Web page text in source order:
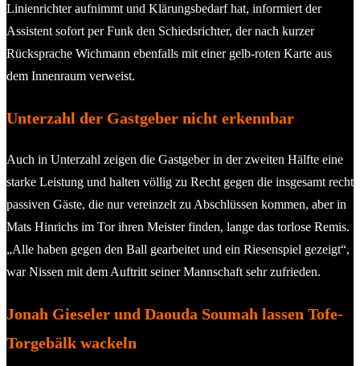
Linienrichter aufnimmt und Klärungsbedarf hat, informiert der
Assistent sofort per Funk den Schiedsrichter, der nach kurzer
Rücksprache Wichmann ebenfalls mit einer gelb-roten Karte aus
dem Innenraum verweist.
Unterzahl der Gastgeber nicht erkennbar
Auch in Unterzahl zeigen die Gastgeber in der zweiten Hälfte eine
starke Leistung und halten völlig zu Recht gegen die insgesamt recht
passiven Gäste, die nur vereinzelt zu Abschlüssen kommen, aber in
Mats Hinrichs im Tor ihren Meister finden, lange das torlose Remis.
„Alle haben gegen den Ball gearbeitet und ein Riesenspiel gezeigt“,
war Nissen mit dem Auftritt seiner Mannschaft sehr zufrieden.
Jonah Gieseler und Daouda Soumah lassen Tofe-
Torgebälk wackeln